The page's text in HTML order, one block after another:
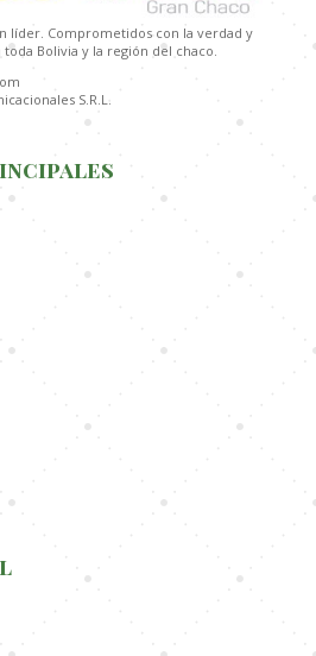
líder. Comprometidos con la verdad y
Bolivia y la región del chaco.
S.R.L.